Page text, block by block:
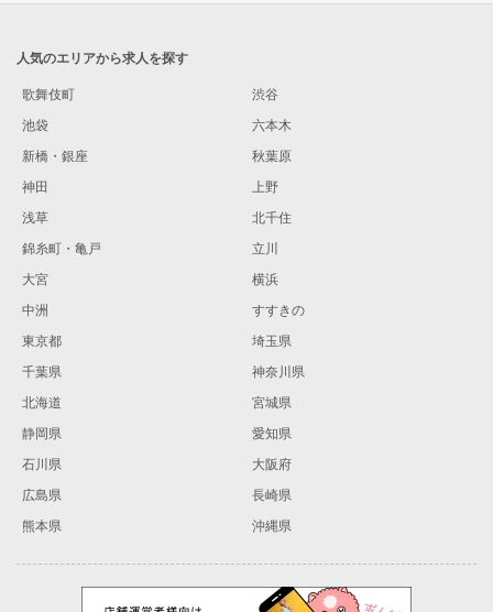
人気のエリアから求人を探す
歌舞伎町
渋谷
池袋
六本木
新橋・銀座
秋葉原
神田
上野
浅草
北千住
錦糸町・亀戸
立川
大宮
横浜
中洲
すすきの
東京都
埼玉県
千葉県
神奈川県
北海道
宮城県
静岡県
愛知県
石川県
大阪府
広島県
長崎県
熊本県
沖縄県